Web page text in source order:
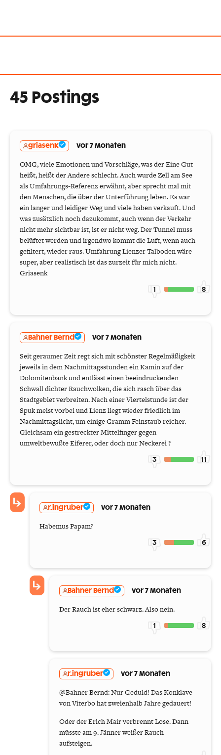
45 Postings
griasenk vor 7 Monaten
OMG, viele Emotionen und Vorschläge, was der Eine Gut
heißt, heißt der Andere schlecht. Auch wurde Zell am See
als Umfahrungs-Referenz erwähnt, aber sprecht mal mit
den Menschen, die über der Unterführung leben. Es war
ein langer und leidiger Weg und viele haben verkauft. Und
was zusätzlich noch dazukommt, auch wenn der Verkehr
nicht mehr sichtbar ist, ist er nicht weg. Der Tunnel muss
belüftet werden und irgendwo kommt die Luft, wenn auch
gefiltert, wieder raus. Umfahrung Lienzer Talboden wäre
super, aber realistisch ist das zurzeit für mich nicht.
Griasenk
1 8
Bahner Bernd vor 7 Monaten
Seit geraumer Zeit regt sich mit schönster Regelmäßigkeit
jeweils in dem Nachmittagsstunden ein Kamin auf der
Dolomitenbank und entlässt einen beeindruckenden
Schwall dichter Rauchwolken, die sich rasch über das
Stadtgebiet verbreiten. Nach einer Viertelstunde ist der
Spuk meist vorbei und Lienz liegt wieder friedlich im
Nachmittagslicht, um einige Gramm Feinstaub reicher.
Gleichsam ein gestreckter Mittelfinger gegen
umweltbewußte Eiferer, oder doch nur Neckerei ?
3 11
r.ingruber vor 7 Monaten
Habemus Papam?
3 6
Bahner Bernd vor 7 Monaten
Der Rauch ist eher schwarz. Also nein.
1 8
r.ingruber vor 7 Monaten
@Bahner Bernd: Nur Geduld! Das Konklave
von Viterbo hat zweienhalb Jahre gedauert!
Oder der Erich Mair verbrennt Lose. Dann
müsste am 9. Jänner weißer Rauch
aufsteigen.